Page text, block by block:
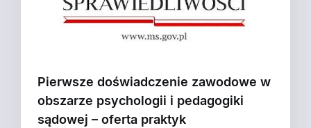
Pierwsze doświadczenie zawodowe w
obszarze psychologii i pedagogiki
sądowej – oferta praktyk